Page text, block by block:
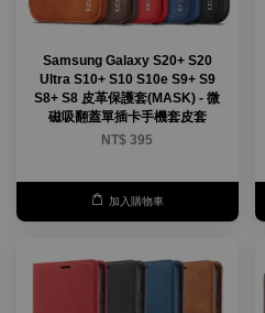
Samsung Galaxy S20+ S20
Ultra S10+ S10 S10e S9+ S9
S8+ S8 皮革保護套(MASK) - 微
磁吸翻蓋單插卡手機套皮套
NT$ 395
加入購物車